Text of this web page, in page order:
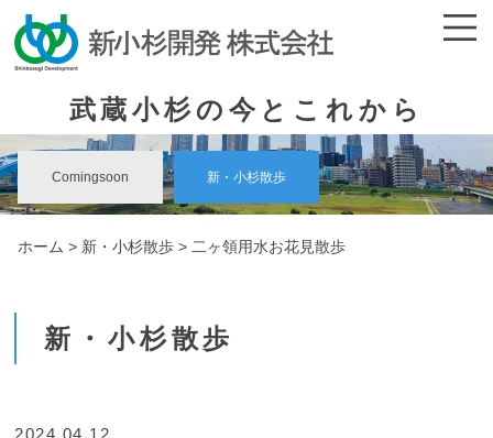
武蔵小杉の今とこれから
Comingsoon 新・小杉散歩
ホーム > 新・小杉散歩> 二ヶ領用水お花見散歩
新・小杉散歩
2024.04.12